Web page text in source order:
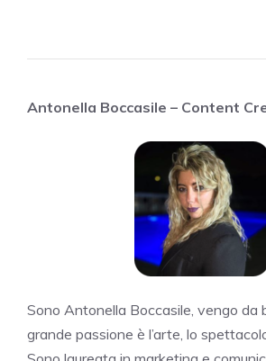
Antonella Boccasile – Content
Sono Antonella Boccasile, vengo da
grande passione è l’arte, lo